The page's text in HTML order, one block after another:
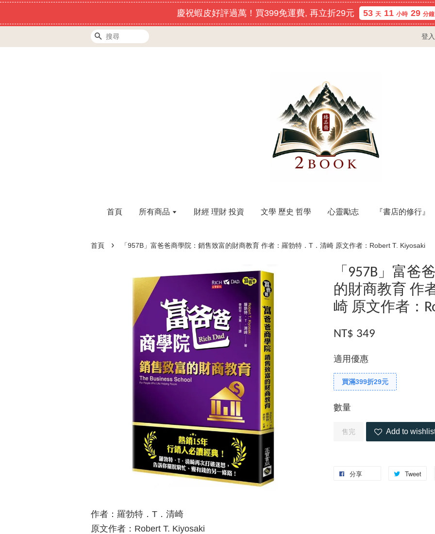
慶祝蝦皮好評過萬！買399免運費, 再立折29元 53 天 11 小時 29 分鐘
搜尋 登入
首頁 所有商品 財經 理財 投資 文學 歷史 哲學 心靈勵志 『書店的修行』
首頁 › 「957B」富爸爸商學院：銷售致富的財商教育 作者：羅勃特．T．清崎 原文作者：Robert T. Kiyosaki
「957B」富爸
的財商教育 作
崎 原文作者：
NT$ 349
適用優惠
買滿399折29元
數量
售完 Add to
分享 Tweet
作者：羅勃特．T．清崎
原文作者：Robert T. Kiyosaki